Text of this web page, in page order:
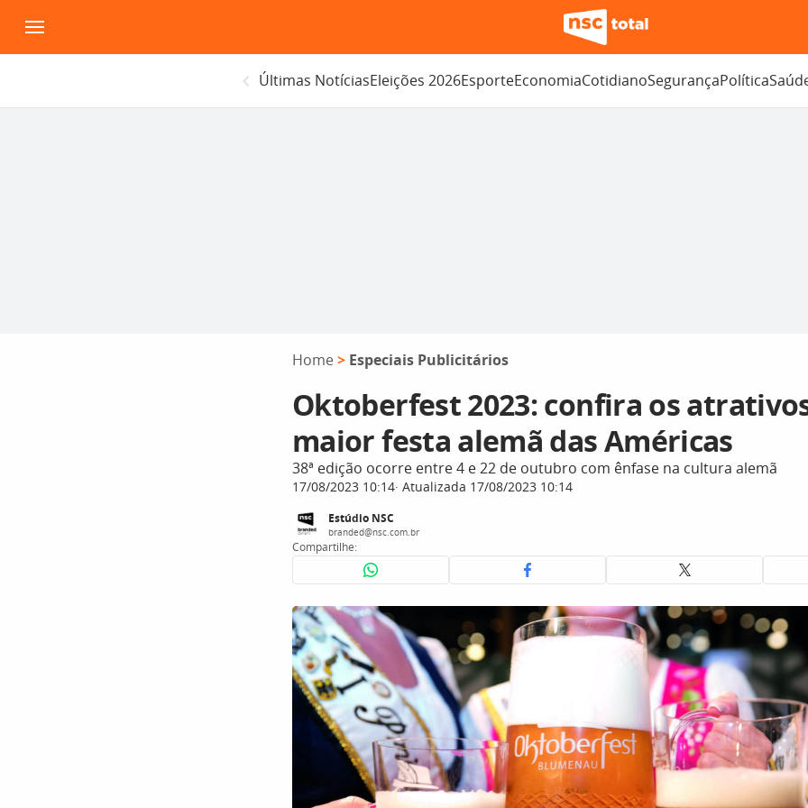
para
o
Últimas NotíciasEleições 2026EsporteEconomiaCotidianoSegurançaPolítica
Home > Especiais Publicitários
Oktoberfest 2023: confira os
maior festa alemã das Américas
38ª edição ocorre entre 4 e 22 de outubro com ênfase na cultura alemã
17/08/2023 10:14 Atualizada 17/08/2023 10:14
Estúdio NSC
branded@nsc.com.br
Compartilhe: